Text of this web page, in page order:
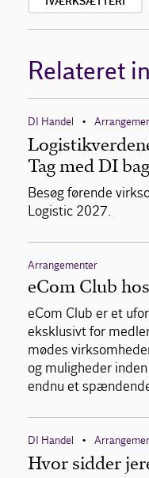
Relateret
DI Handel •
Tag med DI
Besøg førende
Logistic 2027.
Arrangementer
eCom Club
eCom Club er et
eksklusivt for
mødes
og muligheder
endnu et
DI Handel •
Hvor sidder